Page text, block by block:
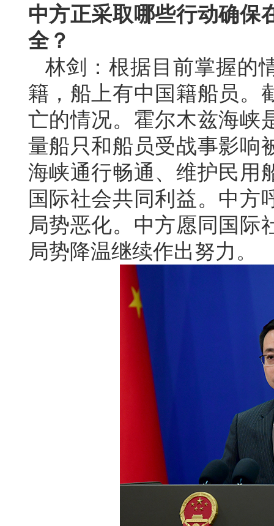
中方正采取哪些行动确保
全？
林剑：根据目前掌握的
籍，船上有中国籍船员。
亡的情况。霍尔木兹海峡
量船只和船员受战事影响
海峡通行畅通、维护民用
国际社会共同利益。中方
局势恶化。中方愿同国际
局势降温继续作出努力。